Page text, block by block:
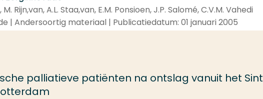
Rijn,van, A.L. Staa,van, E.M. Ponsioen, J.P. Salomé, C.V.M. Vahedi
| Andersoortig materiaal | Publicatiedatum: 01 januari 2005
palliatieve patiënten na ontslag vanuit het Sint